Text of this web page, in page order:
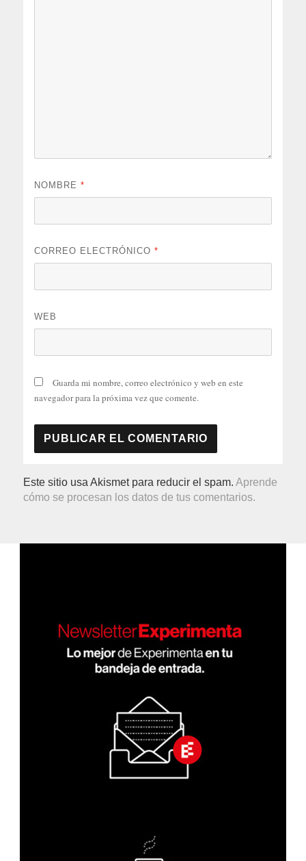
NOMBRE*
CORREO ELECTRÓNICO*
WEB
Guarda mi nombre, correo electrónico y web en este
navegador para la próxima vez que comente.
Este sitio usa Akismet para reducir el spam.Aprende
cómo se procesan los datos de tus comentarios.